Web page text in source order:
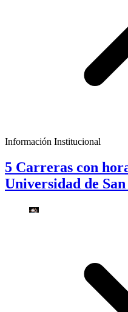
Información Institucional
5 Carreras con
Universidad de